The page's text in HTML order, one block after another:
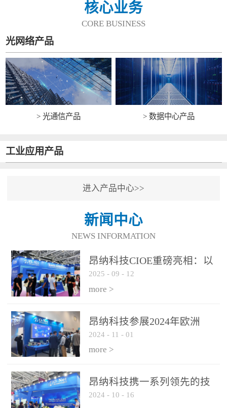
核心业务
CORE BUSINESS
光网络产品
> 光通信产品 > 数据中心产品
工业应用产品
进入产品中心>>
新闻中心
NEWS INFORMATION
昂纳科技CIOE重磅亮相：以
光通信创新引擎，驱动AI与
算力互联新时代
2025 - 09 - 12
more >
昂纳科技参展2024年欧洲
ECOC展会
2024 - 11 - 01
more >
昂纳科技携一系列领先的技
术平台和优秀产品参展2024
2024 - 10 - 16